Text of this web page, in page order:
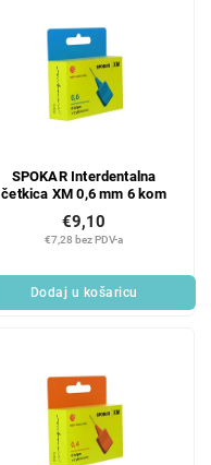
SPOKAR Interdentalna
četkica XM 0,6 mm 6 kom
€7,28 bez PDV-a
€9,10
Dodaj u košaricu